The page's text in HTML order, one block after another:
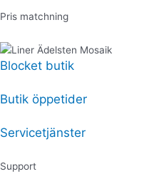
Pris matchning
Blocket butik
Butik öppetider
Servicetjänster
Support